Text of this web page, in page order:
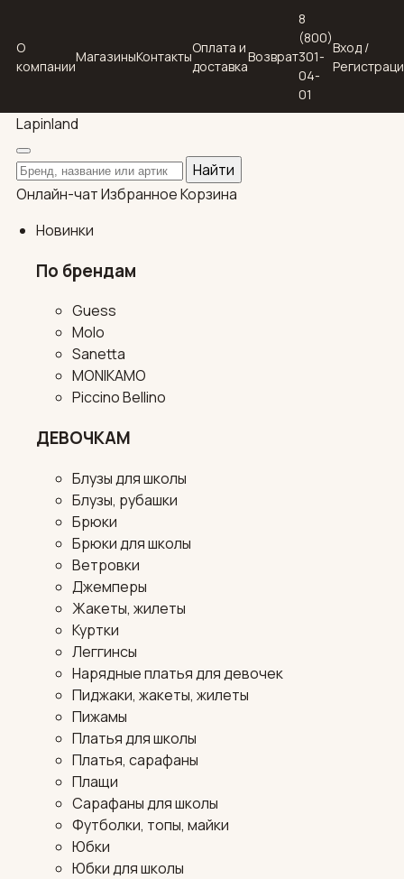
О
компании
МагазиныКонтакты
Оплата и
доставка
Возврат
8
(800)
301-
04-
01
Вход /
Lapinland
Поиск по каталогу
Найти
Онлайн-чатИзбранноеКорзина
Новинки
По брендам
Guess
Molo
Sanetta
MONIKAMO
Piccino Bellino
ДЕВОЧКАМ
Блузы для школы
Блузы, рубашки
Брюки
Брюки для школы
Ветровки
Джемперы
Жакеты, жилеты
Куртки
Леггинсы
Нарядные платья для девочек
Пиджаки, жакеты, жилеты
Пижамы
Платья для школы
Платья, сарафаны
Плащи
Сарафаны для школы
Футболки, топы, майки
Юбки
Юбки для школы